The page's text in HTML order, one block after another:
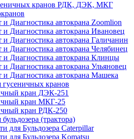
кранов РДК, ДЭК, МКГ
и Диагностика автокрана Zoomlion
и Диагностика автокрана Ивановец
и Диагностика автокрана Галичанин
и Диагностика автокрана Челябинец
и Диагностика автокрана Клинцы
и Диагностика автокрана Ульяновец
и Диагностика автокрана Машека
гусеничных кранов
кран ДЭК-251
кран МКГ-25
кран РДК-250
(трактора)
для Бульдозера Caterpillar
для Бульдозера Komatsu